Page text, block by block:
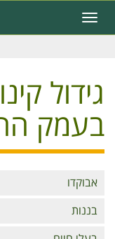
לתוכן
העיקרי
Toggle
navigation
גידול
בעמק
Branches
אבוקדו
בננות